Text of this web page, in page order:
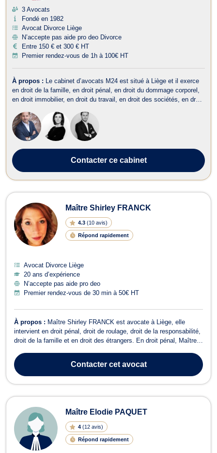
3 Avocats
Fondé en 1982
Avocat Divorce Liège
N’accepte pas aide pro deo Divorce
Entre 150 € et 300 € HT
Premier rendez-vous de 1h à 100€ HT
À propos :
Le cabinet d’avocats M24 est situé à Liège et il exerce
en droit de la famille, en droit pénal, en droit du dommage corporel,
en droit immobilier, en droit du travail, en droit des sociétés, en droit
administratif et public, en droit de la propriété intelle...
Contacterce cabinet
Maître Shirley FRANCK
4.3 (10 avis)
Répond rapidement
Avocat Divorce Liège
20 ans d’expérience
N’accepte pas aide pro deo
Premier rendez-vous de 30 min à 50€ HT
À propos : Maître Shirley FRANCK est avocate à Liège, elle
intervient en droit pénal, droit de roulage, droit de la responsabilité,
droit de la famille et en droit des étrangers. En droit pénal, Maître
délits, de crimes commis dans le but de faire valoir vos droits
devant le...
Contactercet avocat
Maître Elodie PAQUET
4 (12 avis)
Répond rapidement